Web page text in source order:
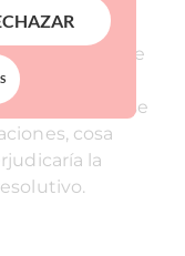
ejemplo en
parte, hay que
un
complicarse
cosa
la